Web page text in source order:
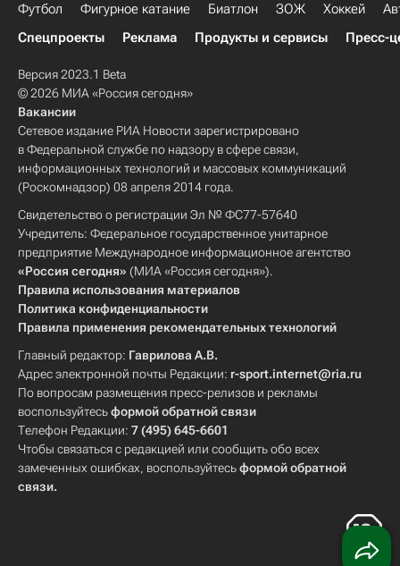
Футбол Фигурное катание Биатлон ЗОЖ Хоккей
Спецпроекты
Реклама Продукты и сервисы Пресс-
Версия 2023.1 Beta
© 2026 МИА «Россия сегодня»
Вакансии
Сетевое издание РИА Новости зарегистрировано
в Федеральной службе по надзору в сфере связи,
информационных технологий и массовых коммуникаций
(Роскомнадзор) 08 апреля 2014 года.
Свидетельство о регистрации Эл № ФС77-57640
Учредитель: Федеральное государственное унитарное
предприятие Международное информационное агентство
«Россия сегодня» (МИА «Россия сегодня»).
Правила использования материалов
Политика конфиденциальности
Правила применения рекомендательных технологий
Главный редактор: Гаврилова А.В.
Адрес электронной почты Редакции: r-sport.internet@ria.ru
По вопросам размещения пресс-релизов и рекламы
воспользуйтесьформой обратной связи
Телефон Редакции: 7 (495) 645-6601
Чтобы связаться с редакцией или сообщить обо всех
замеченных ошибках, воспользуйтесьформой обратной
связи.